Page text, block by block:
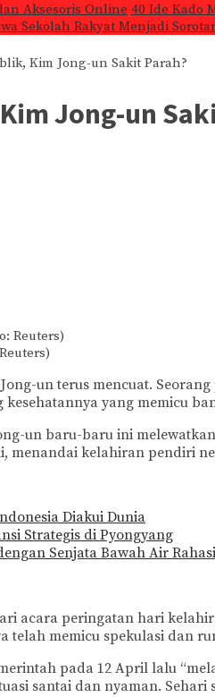
Aksesoris Online 40 Ide Kado
Sekolah Rakyat Menjadi
Kim Jong-un Sakit Parah?
Jong-un
un terus mencuat.
yang memicu
un baru-baru ini
menandai kelahiran pendiri
Diakui Dunia
Strategis di Pyongyang
Senjata Bawah Air
acara peringatan hari
memicu spekulasi dan
pada 12 April lalu
santai dan nyaman.